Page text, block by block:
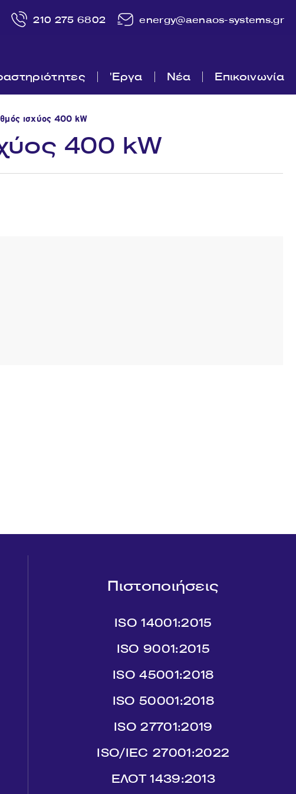
210 275 6802 energy@aenaos-systems.gr
'Εργα Νέα Επικοινωνία
ισχύος 400 kW
400 kW
Πιστοποιήσεις
ISO 14001:2015
ISO 9001:2015
ISO 45001:2018
ISO 50001:2018
ISO 27701:2019
ISO/IEC 27001:2022
ΕΛΟΤ 1439:2013